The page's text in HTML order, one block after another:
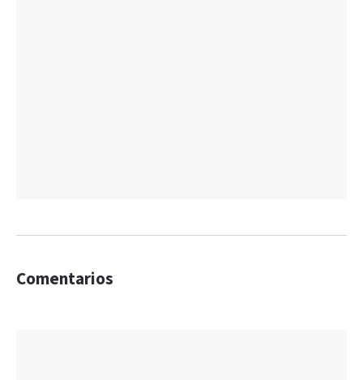
Comentarios